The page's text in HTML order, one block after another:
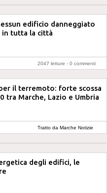
edificio danneggiato
tutta la città
2047 letture - 0 commenti
il terremoto: forte scossa
tra Marche, Lazio e Umbria
Tratto da Marche Notizie
degli edifici, le